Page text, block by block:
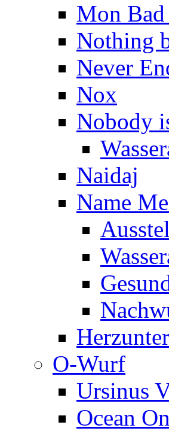
Mon Bad
Nothing
Never
Nox
Nobody
Naidaj
Name
O-Wurf
Ursinus
Ocean